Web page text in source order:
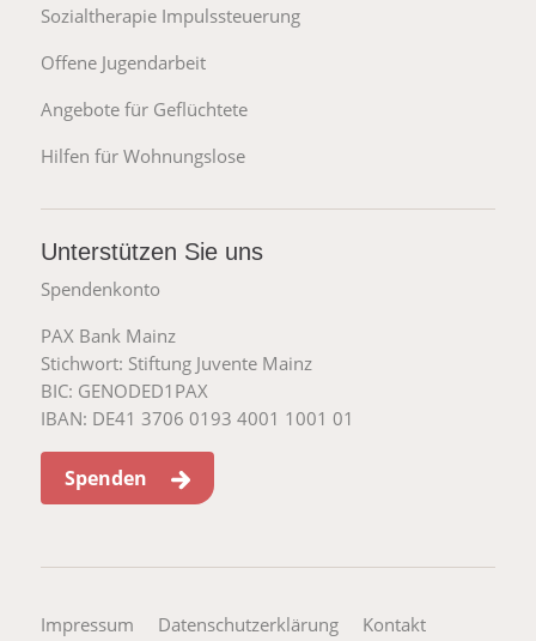
Sozialtherapie Impulssteuerung
Offene Jugendarbeit
Angebote für Geflüchtete
Hilfen für Wohnungslose
Unterstützen Sie uns
Spendenkonto
PAX Bank Mainz
Stichwort: Stiftung Juvente Mainz
BIC: GENODED1PAX
IBAN: DE41 3706 0193 4001 1001 01
Spenden
Impressum Datenschutzerklärung Kontakt